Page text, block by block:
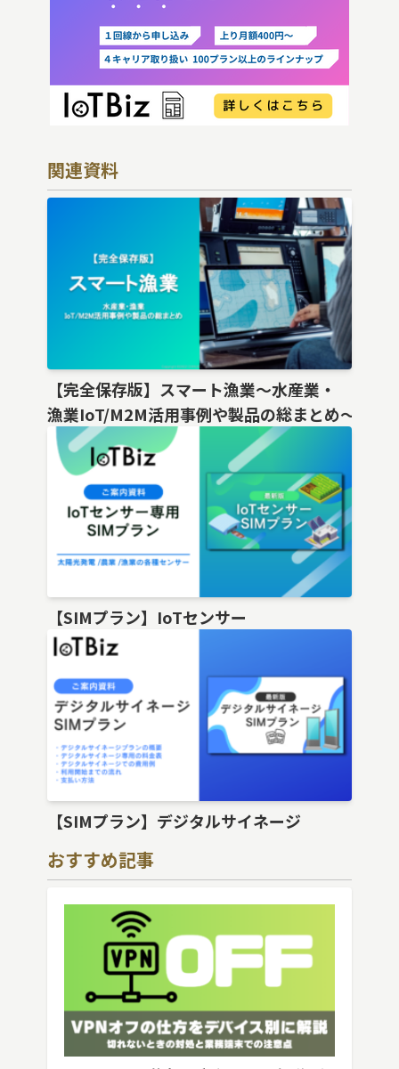
関連資料
【完全保存版】スマート漁業〜水産業・
漁業IoT/M2M活用事例や製品の総まとめ〜
【SIMプラン】IoTセンサー
【SIMプラン】デジタルサイネージ
おすすめ記事